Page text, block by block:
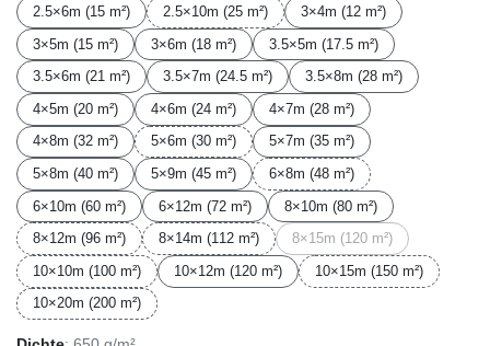
2.5×6m (15 m²)
2.5×10m (25 m²)
3×4m (12 m²)
3×5m (15 m²)
3×6m (18 m²)
3.5×5m (17.5 m²)
3.5×6m (21 m²)
3.5×7m (24.5 m²)
3.5×8m (28 m²)
4×5m (20 m²)
4×6m (24 m²)
4×7m (28 m²)
4×8m (32 m²)
5×6m (30 m²)
5×7m (35 m²)
5×8m (40 m²)
5×9m (45 m²)
6×8m (48 m²)
6×10m (60 m²)
6×12m (72 m²)
8×10m (80 m²)
8×12m (96 m²)
8×14m (112 m²)
8×15m (120 m²)
10×10m (100 m²)
10×12m (120 m²)
10×15m (150 m²)
10×20m (200 m²)